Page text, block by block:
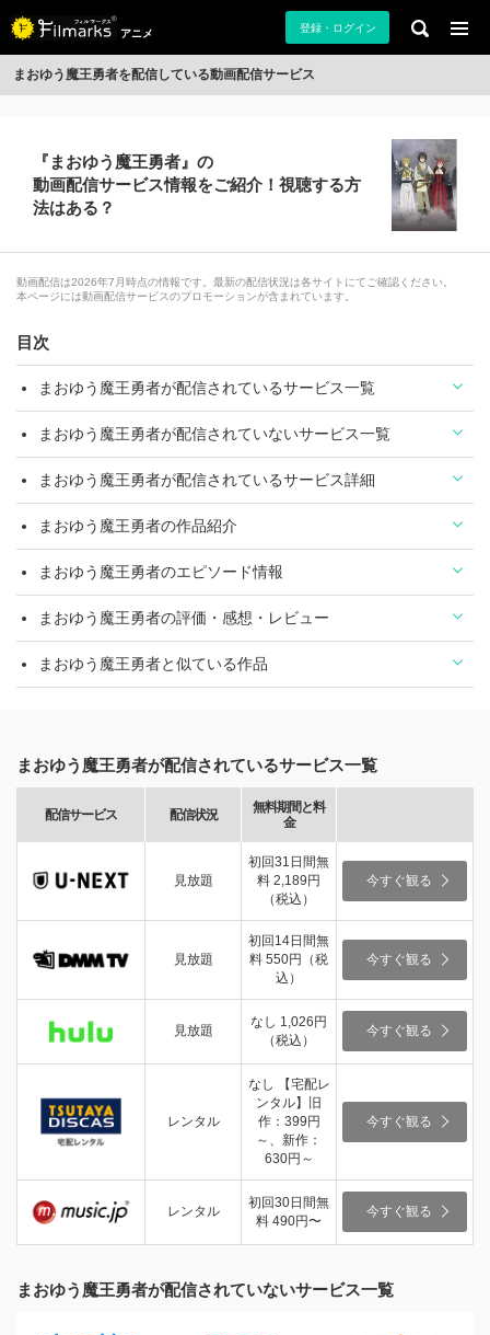
アニメ 登録・ログイン
まおゆう魔王勇者を配信している動画配信サービス
『まおゆう魔王勇者』の
動画配信サービス情報をご紹介！視聴する方
法はある？
動画配信は2026年7月時点の情報です。最新の配信状況は各サイトにてご確認ください。
本ページには動画配信サービスのプロモーションが含まれています。
目次
まおゆう魔王勇者が配信されているサービス一覧
まおゆう魔王勇者が配信されていないサービス一覧
まおゆう魔王勇者が配信されているサービス詳細
まおゆう魔王勇者の作品紹介
まおゆう魔王勇者のエピソード情報
まおゆう魔王勇者の評価・感想・レビュー
まおゆう魔王勇者と似ている作品
まおゆう魔王勇者が配信されているサービス一覧
配信サービス 配信状況
無料期間と料
金
見放題
初回31日間無
料 2,189円
（税込）
今すぐ観る
見放題
初回14日間無
料 550円（税
込）
今すぐ観る
見放題
なし 1,026円
（税込）
今すぐ観る
レンタル
なし 【宅配レ
ンタル】旧
作：399円
～、新作：
630円～
今すぐ観る
レンタル
初回30日間無
料 490円〜
今すぐ観る
まおゆう魔王勇者が配信されていないサービス一覧